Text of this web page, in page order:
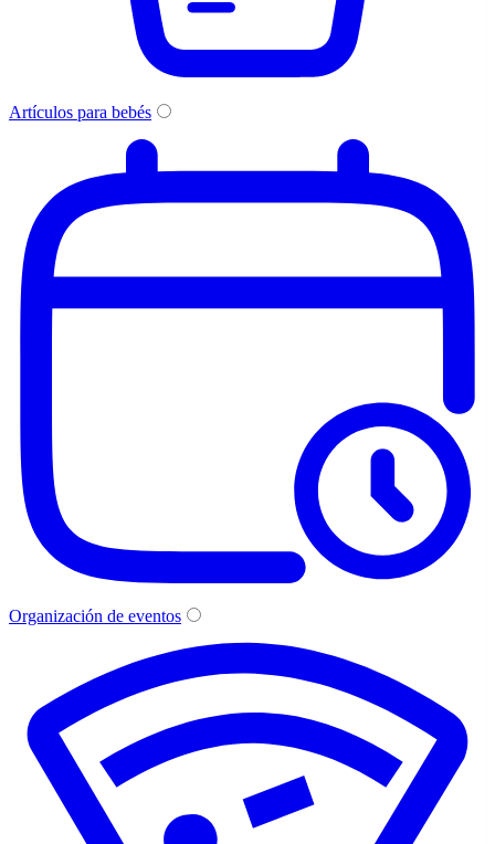
Artículos para bebés
Organización de eventos